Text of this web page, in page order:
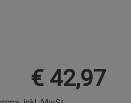
€ 42,97